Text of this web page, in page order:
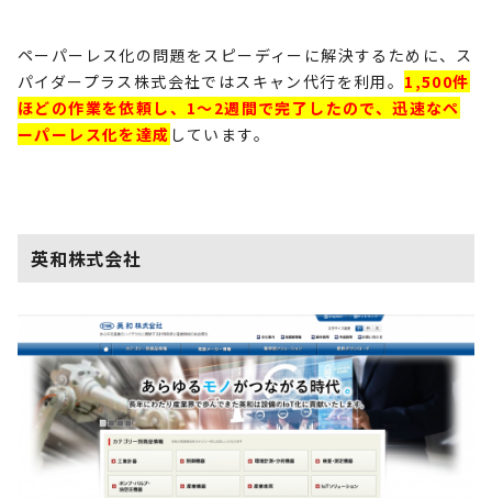
ペーパーレス化の問題をスピーディーに解決するために、ス
パイダープラス株式会社ではスキャン代行を利用。 1,500件
ほどの作業を依頼し、1～2週間で完了したので、迅速なペ
ーパーレス化を達成 しています。
英和株式会社